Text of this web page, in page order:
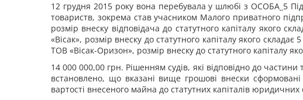
12 грудня 2015 року вона перебувала у шлюбі з ОСОБА_5
товариств, зокрема став учасником Малого приватного
розмір внеску відповідача до статутного капіталу якого
«Вісак», розмір внеску до статутного капіталу якого
ТОВ «Вісак-Оризон», розмір внеску до статутного капіталу
14 000 000,00 грн. Рішенням судів, які відповідно до частини
встановлено, що вказані вище грошові внески
вартості внесеного майна до статутних капіталів юридичних